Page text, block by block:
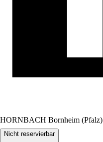
HORNBACH Bornheim (Pfalz)
Nicht reservierbar